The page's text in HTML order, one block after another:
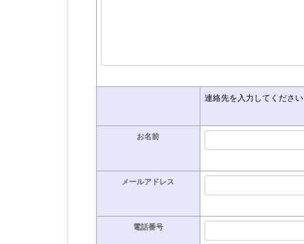
連絡先を入力してください
お名前
メールアドレス
電話番号